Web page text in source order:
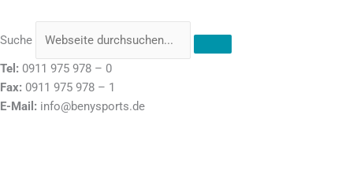
Suche
Tel: 0911 975 978 – 0
Fax: 0911 975 978 – 1
E-Mail: info@benysports.de